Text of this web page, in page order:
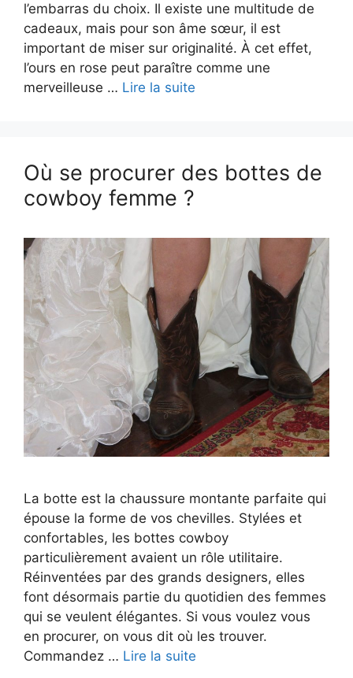
l’embarras du choix. Il existe une multitude de
cadeaux, mais pour son âme sœur, il est
important de miser sur originalité. À cet effet,
l’ours en rose peut paraître comme une
merveilleuse … Lire la suite
Où se procurer des bottes de
cowboy femme ?
La botte est la chaussure montante parfaite qui
épouse la forme de vos chevilles. Stylées et
confortables, les bottes cowboy
particulièrement avaient un rôle utilitaire.
Réinventées par des grands designers, elles
font désormais partie du quotidien des femmes
qui se veulent élégantes. Si vous voulez vous
en procurer, on vous dit où les trouver.
Commandez … Lire la suite